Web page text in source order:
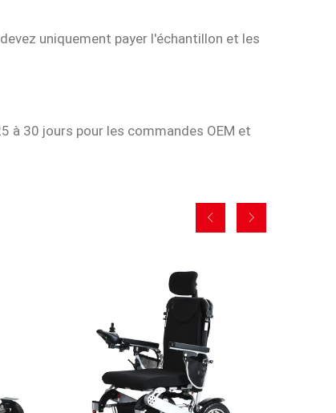
uniquement payer l'échantillon et les
à 30 jours pour les commandes OEM et